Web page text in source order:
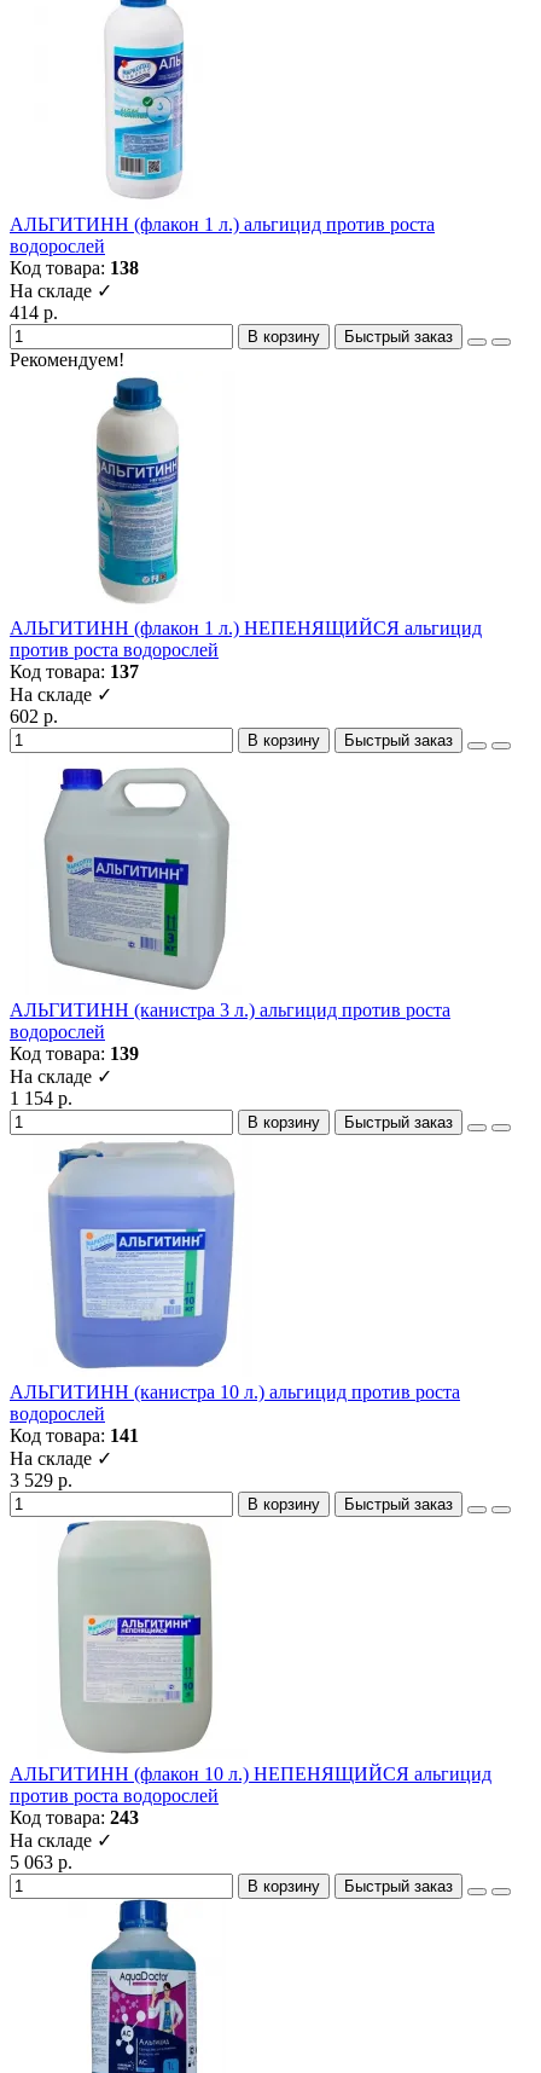
АЛЬГИТИНН (флакон 1 л.) альгицид против роста
водорослей
Код товара: 138
На складе ✓
414 р.
В корзину Быстрый заказ
Рекомендуем!
АЛЬГИТИНН (флакон 1 л.) НЕПЕНЯЩИЙСЯ альгицид
против роста водорослей
Код товара: 137
На складе ✓
602 р.
В корзину Быстрый заказ
АЛЬГИТИНН (канистра 3 л.) альгицид против роста
водорослей
Код товара: 139
На складе ✓
1 154 р.
В корзину Быстрый заказ
АЛЬГИТИНН (канистра 10 л.) альгицид против роста
водорослей
Код товара: 141
На складе ✓
3 529 р.
В корзину Быстрый заказ
АЛЬГИТИНН (флакон 10 л.) НЕПЕНЯЩИЙСЯ альгицид
против роста водорослей
Код товара: 243
На складе ✓
5 063 р.
В корзину Быстрый заказ